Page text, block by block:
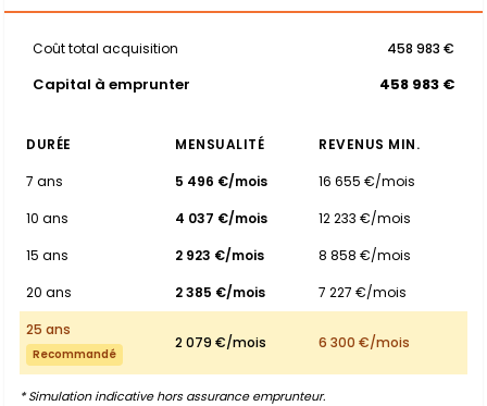
Coût total acquisition 458 983 €
Capital à emprunter 458 983 €
DURÉE MENSUALITÉ
REVENUS MIN.
7 ans
5 496 €/mois
16 655 €/mois
10 ans
4 037 €/mois
12 233 €/mois
15 ans
2 923 €/mois
8 858 €/mois
20 ans
2 385 €/mois
7 227 €/mois
25 ans
Recommandé
2 079 €/mois 6 300 €/mois
* Simulation indicative hors assurance emprunteur.